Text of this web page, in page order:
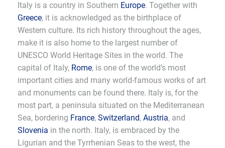
Italy is a country in Southern Europe. Together with
Greece, it is acknowledged as the birthplace of
Western culture. Its rich history throughout the ages,
make it is also home to the largest number of
UNESCO World Heritage Sites in the world. The
capital of Italy, Rome, is one of the world’s most
important cities and many world-famous works of art
and monuments can be found there. Italy is, for the
most part, a peninsula situated on the Mediterranean
Sea, bordering France, Switzerland, Austria, and
Slovenia in the north. Italy, is embraced by the
Ligurian and the Tyrrhenian Seas to the west, the